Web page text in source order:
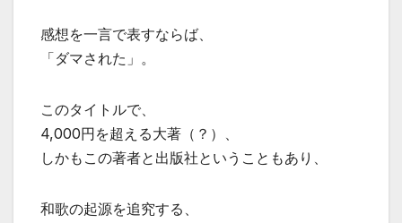
感想を一言で表すならば、
「ダマされた」。
このタイトルで、
4,000円を超える大著（？）、
しかもこの著者と出版社ということもあり、
和歌の起源を追究する、